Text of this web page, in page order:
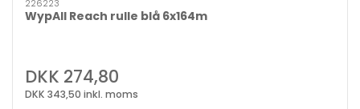
226223
WypAll Reach rulle blå 6x164m
DKK 274,80
DKK 343,50 inkl. moms